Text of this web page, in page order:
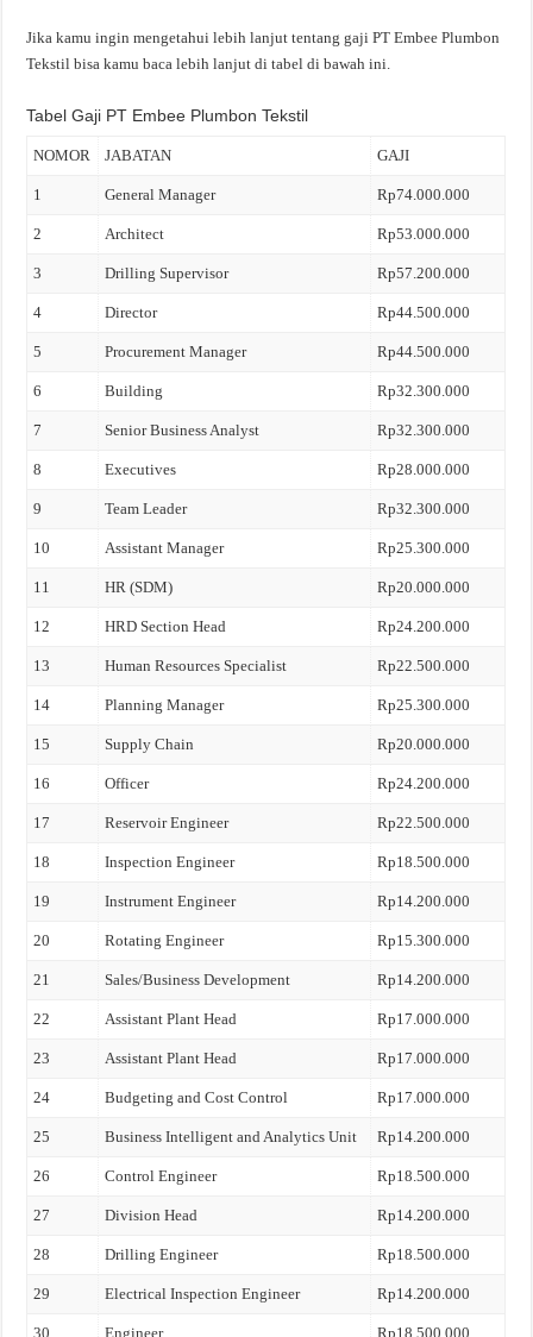
Jika kamu ingin mengetahui lebih lanjut tentang gaji PT Embee Plumbon
Tekstil bisa kamu baca lebih lanjut di tabel di bawah ini.
Tabel Gaji PT Embee Plumbon Tekstil
NOMOR JABATAN GAJI
1 General Manager Rp74.000.000
2 Architect Rp53.000.000
3 Drilling Supervisor Rp57.200.000
4 Director Rp44.500.000
5 Procurement Manager Rp44.500.000
6 Building Rp32.300.000
7 Senior Business Analyst Rp32.300.000
8 Executives Rp28.000.000
9 Team Leader Rp32.300.000
10 Assistant Manager Rp25.300.000
11 HR (SDM) Rp20.000.000
12 HRD Section Head Rp24.200.000
13 Human Resources Specialist Rp22.500.000
14 Planning Manager Rp25.300.000
15 Supply Chain Rp20.000.000
16 Officer Rp24.200.000
17 Reservoir Engineer Rp22.500.000
18 Inspection Engineer Rp18.500.000
19 Instrument Engineer Rp14.200.000
20 Rotating Engineer Rp15.300.000
21 Sales/Business Development Rp14.200.000
22 Assistant Plant Head Rp17.000.000
23 Assistant Plant Head Rp17.000.000
24 Budgeting and Cost Control Rp17.000.000
25 Business Intelligent and Analytics Unit Rp14.200.000
26 Control Engineer Rp18.500.000
27 Division Head Rp14.200.000
28 Drilling Engineer Rp18.500.000
29 Electrical Inspection Engineer Rp14.200.000
30 Engineer Rp18.500.000